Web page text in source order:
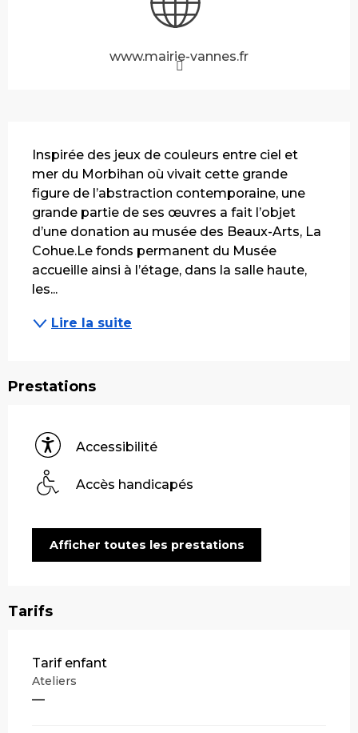
www.mairie-vannes.fr
Inspirée des jeux de couleurs entre ciel et
mer du Morbihan où vivait cette grande
figure de l’abstraction contemporaine, une
grande partie de ses œuvres a fait l’objet
d’une donation au musée des Beaux-Arts, La
Cohue.Le fonds permanent du Musée
accueille ainsi à l’étage, dans la salle haute,
les...
Lire la suite
Prestations
Accessibilité
Accès handicapés
Afficher toutes les prestations
Tarifs
Tarifs 2026
Tarif enfant
Ateliers
—